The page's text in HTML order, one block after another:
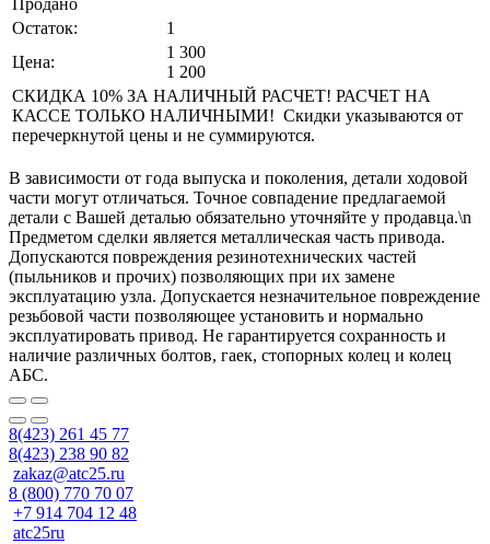
Продано
Остаток:
1
Цена:
1 300
1 200
СКИДКА 10% ЗА НАЛИЧНЫЙ РАСЧЕТ! РАСЧЕТ НА
КАССЕ ТОЛЬКО НАЛИЧНЫМИ! Скидки указываются от
перечеркнутой цены и не суммируются.
В зависимости от года выпуска и поколения, детали ходовой
части могут отличаться. Точное совпадение предлагаемой
детали с Вашей деталью обязательно уточняйте у продавца.\n
Предметом сделки является металлическая часть привода.
Допускаются повреждения резинотехнических частей
(пыльников и прочих) позволяющих при их замене
эксплуатацию узла. Допускается незначительное повреждение
резьбовой части позволяющее установить и нормально
эксплуатировать привод. Не гарантируется сохранность и
наличие различных болтов, гаек, стопорных колец и колец
АБС.
8(423) 261 45 77
8(423) 238 90 82
zakaz@atc25.ru
8 (800) 770 70 07
+7 914 704 12 48
atc25ru